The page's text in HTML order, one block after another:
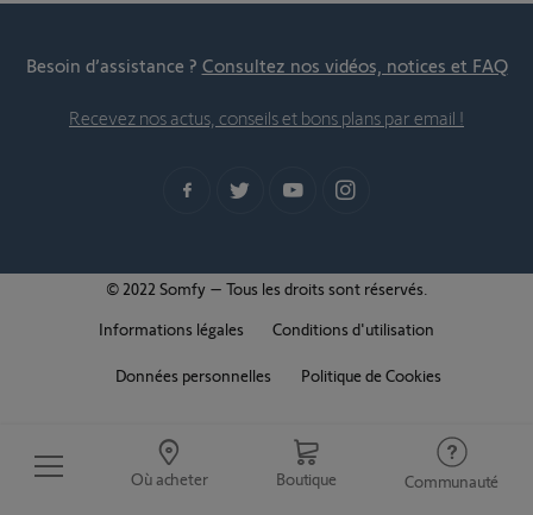
Où acheter Boutique Communauté
Besoin d’assistance ? Consultez nos vidéos, notices et FAQ
Recevez nos actus, conseils et bons plans par email !
© 2022 Somfy – Tous les droits sont réservés.
Informations légales
Conditions d'utilisation
Données personnelles Politique de Cookies